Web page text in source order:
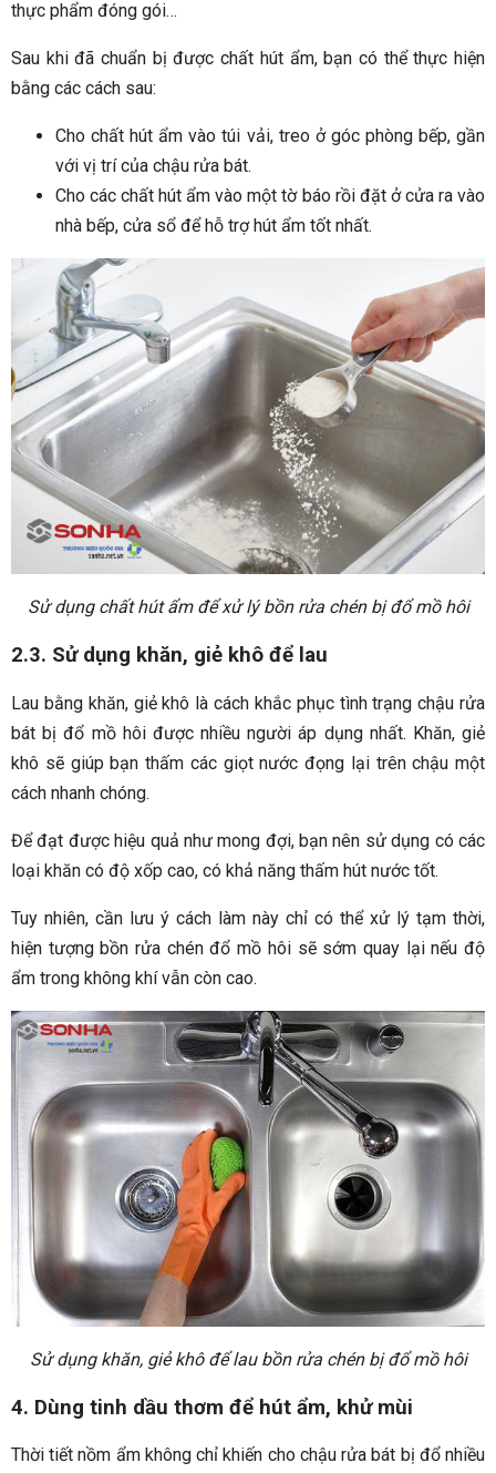
thực phẩm đóng gói…
Sau khi đã chuẩn bị được chất hút ẩm, bạn có thể thực hiện
bằng các cách sau:
Cho chất hút ẩm vào túi vải, treo ở góc phòng bếp, gần
với vị trí của chậu rửa bát.
Cho các chất hút ẩm vào một tờ báo rồi đặt ở cửa ra vào
nhà bếp, cửa sổ để hỗ trợ hút ẩm tốt nhất.
Sử dụng chất hút ẩm để xử lý bồn rửa chén bị đổ mồ hôi
2.3. Sử dụng khăn, giẻ khô để lau
Lau bằng khăn, giẻ khô là cách khắc phục tình trạng chậu rửa
bát bị đổ mồ hôi được nhiều người áp dụng nhất. Khăn, giẻ
khô sẽ giúp bạn thấm các giọt nước đọng lại trên chậu một
cách nhanh chóng.
Để đạt được hiệu quả như mong đợi, bạn nên sử dụng có các
loại khăn có độ xốp cao, có khả năng thấm hút nước tốt.
Tuy nhiên, cần lưu ý cách làm này chỉ có thể xử lý tạm thời,
hiện tượng bồn rửa chén đổ mồ hôi sẽ sớm quay lại nếu độ
ẩm trong không khí vẫn còn cao.
Sử dụng khăn, giẻ khô để lau bồn rửa chén bị đổ mồ hôi
4. Dùng tinh dầu thơm để hút ẩm, khử mùi
Thời tiết nồm ẩm không chỉ khiến cho chậu rửa bát bị đổ nhiều